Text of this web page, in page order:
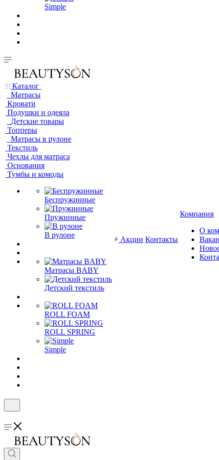
Simple
Каталог
Матрасы
Кровати
Подушки и одеяла
Детские товары
Топперы
Матрасы в рулоне
Текстиль
Чехлы для матраса
Основания
Тумбы и комоды
Беспружинные
Пружинные
В рулоне
Матрасы BABY
Детский текстиль
ROLL FOAM
ROLL SPRING
Simple
Акции Контакты
Компания
О